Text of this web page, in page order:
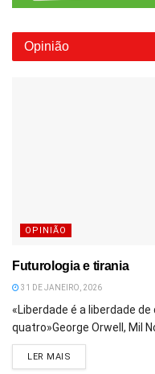
Opinião
OPINIÃO
Futurologia e tirania
31 DE JANEIRO, 2026
«Liberdade é a liberdade
quatro»George Orwell, Mil
LER MAIS